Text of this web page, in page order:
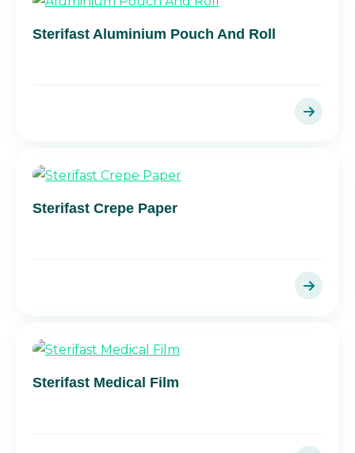
Sterifast Aluminium Pouch And Roll
Sterifast Crepe Paper
Sterifast Medical Film